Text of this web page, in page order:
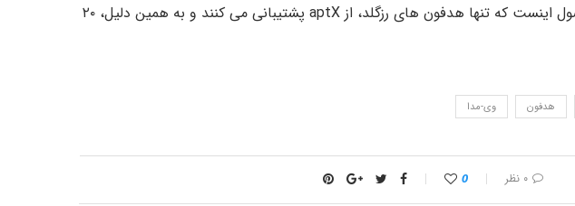
است. نکته مهم درباره رنگ این محصول اینست که تنها هدفون های رزگلد، از aptX پشتیبانی می کنند و به همین دلیل، ۲۰
هدفون وی-مدا
۰ نظر 0